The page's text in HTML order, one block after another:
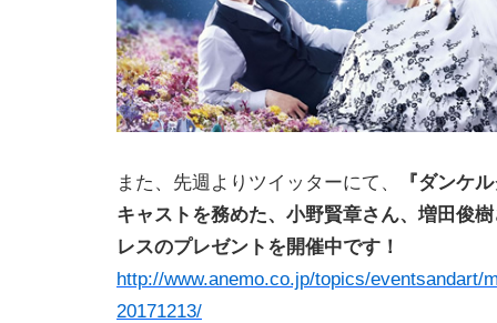
また、先週よりツイッターにて、
『ダンケ
キャストを務めた、小野賢章さん、増田俊
レスのプレゼントを開催中です！
http://www.anemo.co.jp/topics/eventsandart/
20171213/